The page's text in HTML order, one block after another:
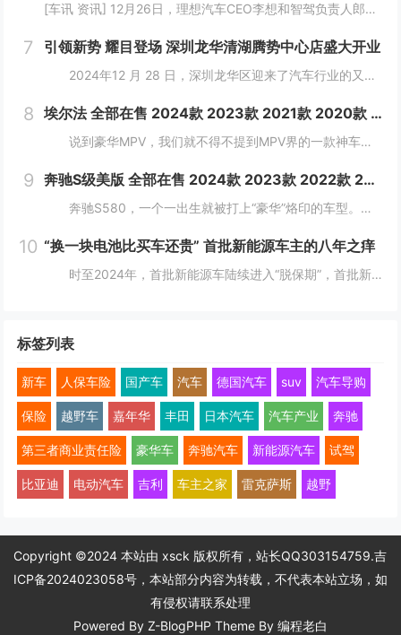
[车讯 资讯] 12月26日，理想汽车CEO李想和智驾负责人郎咸朋在直播中讲解了理想汽车在智驾方面的发展动向。理想汽车将在12月31日全量推送OTA 7.0给AD Max用户。按照理想现在的端到端+VLM体系继续迭代，有望在2025...
7 引领新势 耀目登场 深圳龙华清湖腾势中心店盛大开业
2024年12 月 28 日，深圳龙华区迎来了汽车行业的又一大盛事——深圳龙华清湖腾势中心盛大开业，标志着腾势品牌在深圳区域布局的进一步拓展，为满...
8 埃尔法 全部在售 2024款 2023款 2021款 2020款 2019款 2018款2024款国六丰田埃尔法酬宾让利 大空间合理布局
说到豪华MPV，我们就不得不提到MPV界的一款神车，那就是"丰田埃尔法"，丰田埃尔法拥有轿车般的舒适度，所以它一直以来都是作为各大公司企业的行政用车。埃尔法...
9 奔驰S级美版 全部在售 2024款 2023款 2022款 2021款 2019款 2018款成都迪兴行汽车平行进口奔驰S级价格最低146万起 售全国
奔驰S580，一个一出生就被打上“豪华”烙印的车型。新车简约又不失精致，大灯和尾灯的光带交相呼应，可以让司机更从容地驾驶车辆。 &nbs...
10 “换一块电池比买车还贵” 首批新能源车主的八年之痒
时至2024年，首批新能源车陆续进入“脱保期”，首批新能源汽车车主正陷入换车还是换电池的两难境地。想要更换老龄电池就将面临天价账单，换电费用甚至高于旧车残值，成为不少车主的烦恼。 工信部等部委明确规定，自2016年起，乘用车...
标签列表
新车 人保车险 国产车 汽车 德国汽车 suv 汽车导购
保险 越野车 嘉年华 丰田 日本汽车 汽车产业 奔驰
第三者商业责任险 豪华车 奔驰汽车 新能源汽车 试驾
比亚迪 电动汽车 吉利 车主之家 雷克萨斯 越野
Copyright ©2024 本站由 xsck 版权所有，站长QQ303154759.吉
ICP备2024023058号，本站部分内容为转载，不代表本站立场，如
有侵权请联系处理
Powered By Z-BlogPHP Theme By 编程老白